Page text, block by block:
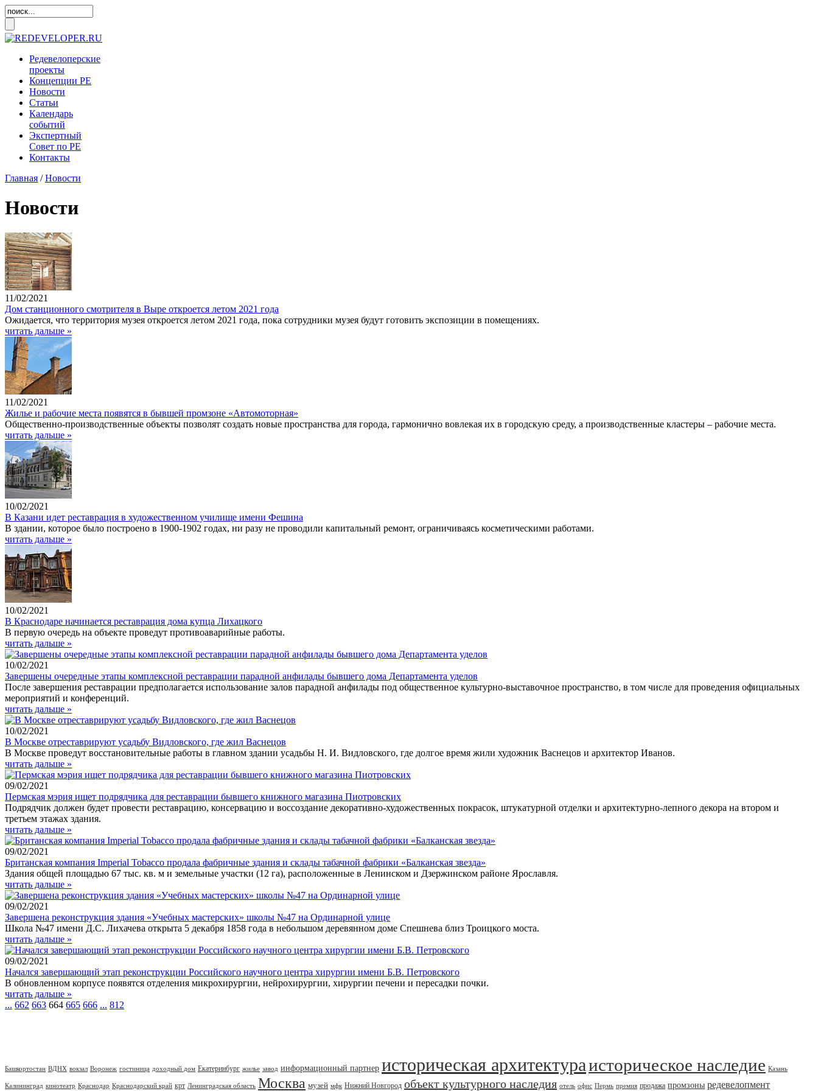
Редевелоперские
проекты
Концепции РЕ
Новости
Статьи
Календарь
событий
Экспертный
Совет по РЕ
Контакты
Главная /Новости
Новости
11/02/2021
Дом станционного смотрителя в Выре откроется летом 2021 года
Ожидается, что территория музея откроется летом 2021 года, пока сотрудники музея будут готовить экспозиции в помещениях.
читать дальше »
11/02/2021
Жилье и рабочие места появятся в бывшей промзоне «Автомоторная»
Общественно-производственные объекты позволят создать новые пространства для города, гармонично вовлекая их в городскую среду, а производственные кластеры – рабочие места.
читать дальше »
10/02/2021
В Казани идет реставрация в художественном училище имени Фешина
В здании, которое было построено в 1900-1902 годах, ни разу не проводили капитальный ремонт, ограничиваясь косметическими работами.
читать дальше »
10/02/2021
В Краснодаре начинается реставрация дома купца Лихацкого
В первую очередь на объекте проведут противоаварийные работы.
читать дальше »
10/02/2021
Завершены очередные этапы комплексной реставрации парадной анфилады бывшего дома Департамента уделов
После завершения реставрации предполагается использование залов парадной анфилады под общественное культурно-выставочное пространство, в том числе для проведения официальных
мероприятий и конференций.
читать дальше »
10/02/2021
В Москве отреставрируют усадьбу Видловского, где жил Васнецов
В Москве проведут восстановительные работы в главном здании усадьбы Н. И. Видловского, где долгое время жили художник Васнецов и архитектор Иванов.
читать дальше »
09/02/2021
Пермская мэрия ищет подрядчика для реставрации бывшего книжного магазина Пиотровских
Подрядчик должен будет провести реставрацию, консервацию и воссоздание декоративно-художественных покрасок, штукатурной отделки и архитектурно-лепного декора на втором и
третьем этажах здания.
читать дальше »
09/02/2021
Британская компания Imperial Tobacco продала фабричные здания и склады табачной фабрики «Балканская звезда»
Здания общей площадью 67 тыс. кв. м и земельные участки (12 га), расположенные в Ленинском и Дзержинском районе Ярославля.
читать дальше »
09/02/2021
Завершена реконструкция здания «Учебных мастерских» школы №47 на Ординарной улице
Школа №47 имени Д.С. Лихачева открыта 5 декабря 1858 года в небольшом деревянном доме Спешнева близ Троицкого моста.
читать дальше »
09/02/2021
Начался завершающий этап реконструкции Российского научного центра хирургии имени Б.В. Петровского
В обновленном корпусе появятся отделения микрохирургии, нейрохирургии, хирургии печени и пересадки почки.
читать дальше »
... 662 663 664 665 666 ... 812
Башкортостан ВДНХ вокзал Воронеж гостиница доходный дом Екатеринбург жилье завод информационный партнер историческая архитектураисторическое наследие Казань
Калининград кинотеатр Краснодар Краснодарский край крт Ленинградская область Москва музей мфк Нижний Новгород объект культурного наследия отель офис Пермь премия продажа промзоны редевелопмент